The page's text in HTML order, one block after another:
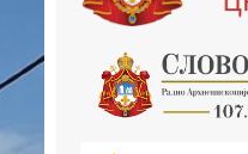
20.00 Вести из
20.15 Реч
20.30 Хроника